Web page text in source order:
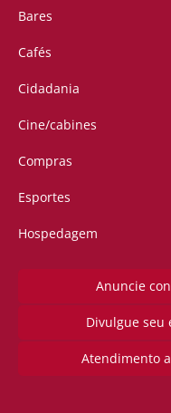
Bares
Cafés
Cidadania
Cine/cabines
Compras
Esportes
Hospedagem
Anuncie
Divulgue seu
Atendimento